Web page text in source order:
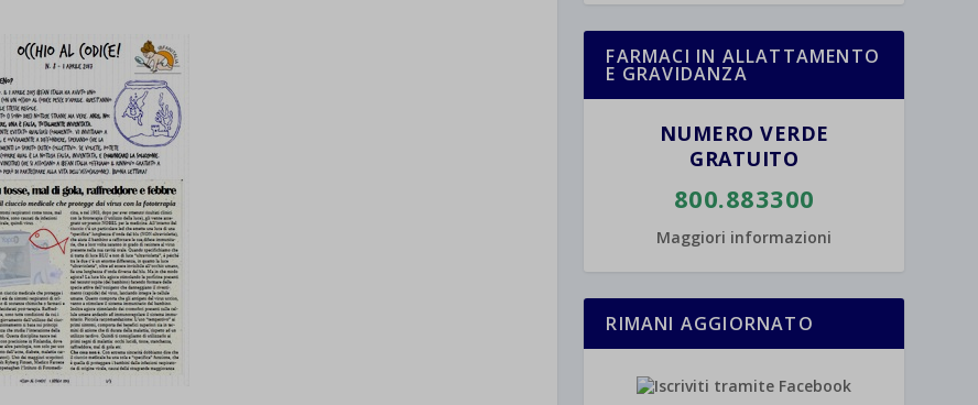
FARMACI IN ALLATTAMENTO
E GRAVIDANZA
NUMERO VERDE
GRATUITO
800.883300
Maggiori informazioni
RIMANI AGGIORNATO